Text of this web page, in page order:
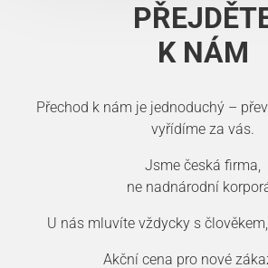
K NÁM
Přechod k nám je jednoduchý –
vyřídíme za vás.
Jsme česká firma,
ne nadnárodní
U nás mluvíte vždycky s
Akční cena pro nové